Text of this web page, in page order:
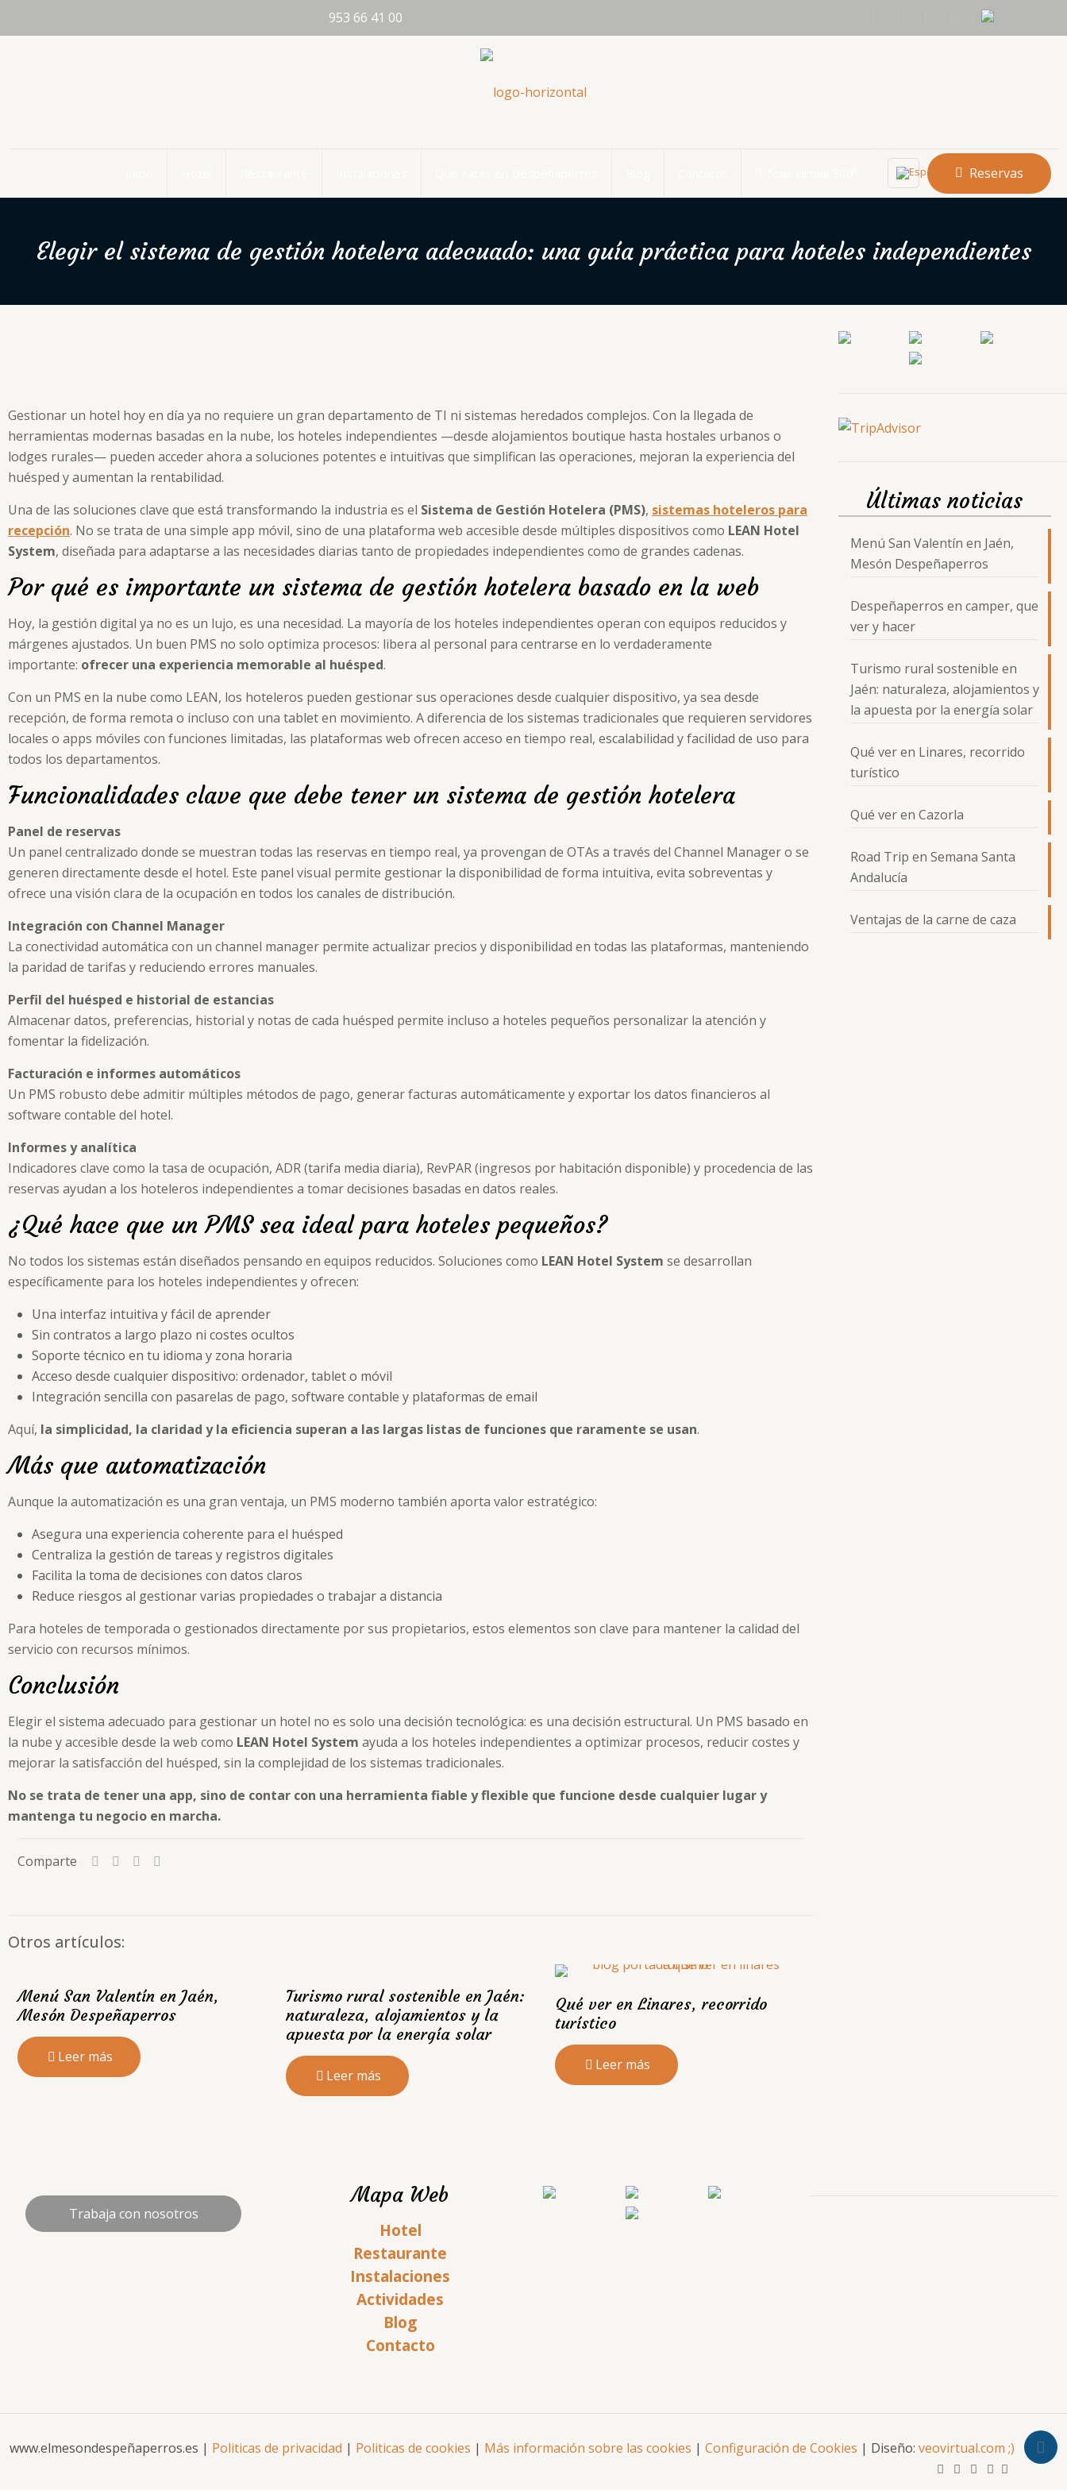
953 66 41 00
Reservas
Elegir el sistema de gestión hotelera adecuado: una guía práctica para hoteles independientes
Gestionar un hotel hoy en día ya no requiere un gran departamento de TI ni sistemas heredados complejos. Con la llegada de
herramientas modernas basadas en la nube, los hoteles independientes —desde alojamientos boutique hasta hostales urbanos o
lodges rurales— pueden acceder ahora a soluciones potentes e intuitivas que simplifican las operaciones, mejoran la experiencia del
huésped y aumentan la rentabilidad.
Una de las soluciones clave que está transformando la industria es el Sistema de Gestión Hotelera (PMS), sistemas hoteleros para
recepción. No se trata de una simple app móvil, sino de una plataforma web accesible desde múltiples dispositivos como LEAN Hotel
System, diseñada para adaptarse a las necesidades diarias tanto de propiedades independientes como de grandes cadenas.
Por qué es importante un sistema de gestión hotelera basado en la web
Hoy, la gestión digital ya no es un lujo, es una necesidad. La mayoría de los hoteles independientes operan con equipos reducidos y
márgenes ajustados. Un buen PMS no solo optimiza procesos: libera al personal para centrarse en lo verdaderamente
importante: ofrecer una experiencia memorable al huésped.
Con un PMS en la nube como LEAN, los hoteleros pueden gestionar sus operaciones desde cualquier dispositivo, ya sea desde
recepción, de forma remota o incluso con una tablet en movimiento. A diferencia de los sistemas tradicionales que requieren servidores
locales o apps móviles con funciones limitadas, las plataformas web ofrecen acceso en tiempo real, escalabilidad y facilidad de uso para
todos los departamentos.
Funcionalidades clave que debe tener un sistema de gestión hotelera
Panel de reservas
Un panel centralizado donde se muestran todas las reservas en tiempo real, ya provengan de OTAs a través del Channel Manager o se
generen directamente desde el hotel. Este panel visual permite gestionar la disponibilidad de forma intuitiva, evita sobreventas y
ofrece una visión clara de la ocupación en todos los canales de distribución.
Integración con Channel Manager
La conectividad automática con un channel manager permite actualizar precios y disponibilidad en todas las plataformas, manteniendo
la paridad de tarifas y reduciendo errores manuales.
Perfil del huésped e historial de estancias
Almacenar datos, preferencias, historial y notas de cada huésped permite incluso a hoteles pequeños personalizar la atención y
fomentar la fidelización.
Facturación e informes automáticos
Un PMS robusto debe admitir múltiples métodos de pago, generar facturas automáticamente y exportar los datos financieros al
software contable del hotel.
Informes y analítica
Indicadores clave como la tasa de ocupación, ADR (tarifa media diaria), RevPAR (ingresos por habitación disponible) y procedencia de las
reservas ayudan a los hoteleros independientes a tomar decisiones basadas en datos reales.
¿Qué hace que un PMS sea ideal para hoteles pequeños?
No todos los sistemas están diseñados pensando en equipos reducidos. Soluciones como LEAN Hotel System se desarrollan
específicamente para los hoteles independientes y ofrecen:
Una interfaz intuitiva y fácil de aprender
Sin contratos a largo plazo ni costes ocultos
Soporte técnico en tu idioma y zona horaria
Acceso desde cualquier dispositivo: ordenador, tablet o móvil
Integración sencilla con pasarelas de pago, software contable y plataformas de email
Aquí, la simplicidad, la claridad y la eficiencia superan a las largas listas de funciones que raramente se usan.
Más que automatización
Aunque la automatización es una gran ventaja, un PMS moderno también aporta valor estratégico:
Asegura una experiencia coherente para el huésped
Centraliza la gestión de tareas y registros digitales
Facilita la toma de decisiones con datos claros
Reduce riesgos al gestionar varias propiedades o trabajar a distancia
Para hoteles de temporada o gestionados directamente por sus propietarios, estos elementos son clave para mantener la calidad del
servicio con recursos mínimos.
Conclusión
Elegir el sistema adecuado para gestionar un hotel no es solo una decisión tecnológica: es una decisión estructural. Un PMS basado en
la nube y accesible desde la web como LEAN Hotel System ayuda a los hoteles independientes a optimizar procesos, reducir costes y
mejorar la satisfacción del huésped, sin la complejidad de los sistemas tradicionales.
No se trata de tener una app, sino de contar con una herramienta fiable y flexible que funcione desde cualquier lugar y
mantenga tu negocio en marcha.
Comparte
Otros artículos:
Menú San Valentín en Jaén,
Mesón Despeñaperros
Leer más
Turismo rural sostenible en Jaén:
naturaleza, alojamientos y la
apuesta por la energía solar
Leer más
Qué ver en Linares, recorrido
turístico
Leer más
Últimas noticias
Menú San Valentín en Jaén,
Mesón Despeñaperros
Despeñaperros en camper, que
ver y hacer
Turismo rural sostenible en
Jaén: naturaleza, alojamientos y
la apuesta por la energía solar
Qué ver en Linares, recorrido
turístico
Qué ver en Cazorla
Road Trip en Semana Santa
Andalucía
Ventajas de la carne de caza
Trabaja con nosotros
Mapa Web
Hotel
Restaurante
Instalaciones
Actividades
Blog
Contacto
www.elmesondespeñaperros.es | Politicas de privacidad | Politicas de cookies | Más información sobre las cookies | Configuración de Cookies | Diseño: veovirtual.com ;)